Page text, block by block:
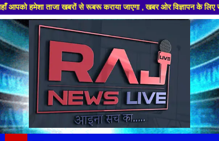
खबरों से रूबरू कराया जाएगा , खबर ओर विज्ञापन के लिए संपर्क करे
Skip
to
content